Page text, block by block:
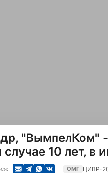
"ВымпелКом"
10 лет, в
ОМГ ЦИПР-